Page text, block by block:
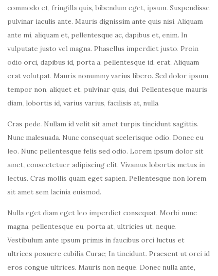
commodo et, fringilla quis, bibendum eget, ipsum. Suspendisse
pulvinar iaculis ante. Mauris dignissim ante quis nisi. Aliquam
ante mi, aliquam et, pellentesque ac, dapibus et, enim. In
vulputate justo vel magna. Phasellus imperdiet justo. Proin
odio orci, dapibus id, porta a, pellentesque id, erat. Aliquam
erat volutpat. Mauris nonummy varius libero. Sed dolor ipsum,
tempor non, aliquet et, pulvinar quis, dui. Pellentesque mauris
diam, lobortis id, varius varius, facilisis at, nulla.
Cras pede. Nullam id velit sit amet turpis tincidunt sagittis.
Nunc malesuada. Nunc consequat scelerisque odio. Donec eu
leo. Nunc pellentesque felis sed odio. Lorem ipsum dolor sit
amet, consectetuer adipiscing elit. Vivamus lobortis metus in
lectus. Cras mollis quam eget sapien. Pellentesque non lorem
sit amet sem lacinia euismod.
Nulla eget diam eget leo imperdiet consequat. Morbi nunc
magna, pellentesque eu, porta at, ultricies ut, neque.
Vestibulum ante ipsum primis in faucibus orci luctus et
ultrices posuere cubilia Curae; In tincidunt. Praesent ut orci id
eros congue ultrices. Mauris non neque. Donec nulla ante,